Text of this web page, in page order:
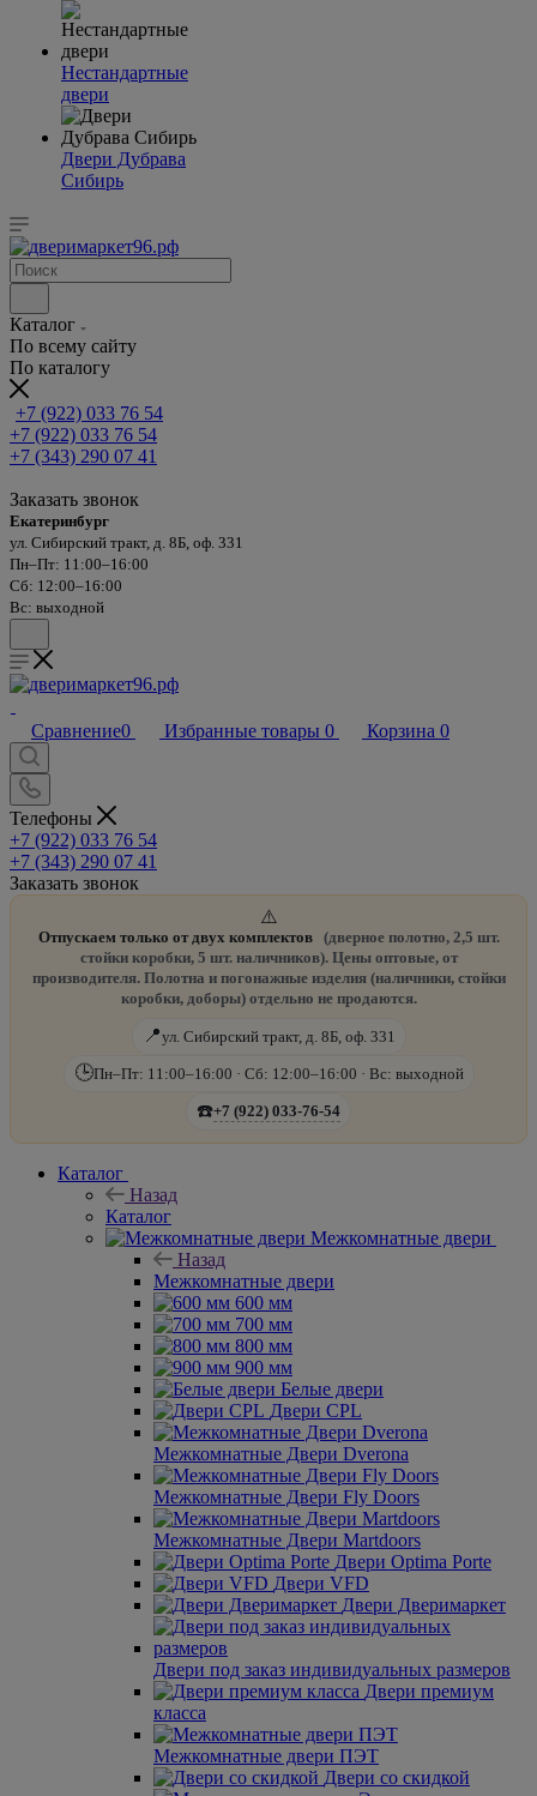
Нестандартные
двери
Двери Дубрава
Сибирь
Каталог
По всему сайту
По каталогу
+7 (922) 033 76 54
+7 (922) 033 76 54
+7 (343) 290 07 41
Заказать звонок
Екатеринбург
ул. Сибирский тракт, д. 8Б, оф. 331
Пн–Пт: 11:00–16:00
Сб: 12:00–16:00
Вс: выходной
Сравнение0 Избранные товары 0 Корзина 0
Телефоны
+7 (922) 033 76 54
+7 (343) 290 07 41
Заказать звонок
⚠️
Отпускаем только от двух комплектов
(дверное полотно, 2,5 шт.
стойки коробки, 5 шт. наличников). Цены оптовые, от
производителя. Полотна и погонажные изделия (наличники, стойки
коробки, доборы) отдельно не продаются.
📍ул. Сибирский тракт, д. 8Б, оф. 331
🕒Пн–Пт: 11:00–16:00 · Сб: 12:00–16:00 · Вс: выходной
☎️+7 (922) 033-76-54
Каталог
Назад
Каталог
Межкомнатные двери
Назад
Межкомнатные двери
600 мм
700 мм
800 мм
900 мм
Белые двери
Двери CPL
Межкомнатные Двери Dverona
Межкомнатные Двери Fly Doors
Межкомнатные Двери Martdoors
Двери Optima Porte
Двери VFD
Двери Дверимаркет
Двери под заказ индивидуальных размеров
Двери премиум
класса
Межкомнатные двери ПЭТ
Двери со скидкой